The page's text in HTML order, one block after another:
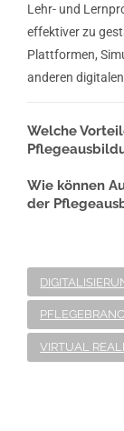
Lehr- und
effektiver zu
Plattformen,
anderen
Welche
Wie können
der
VIRTUAL